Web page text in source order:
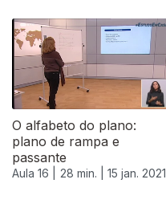
O alfabeto do plano:
plano de rampa e
passante
Aula 16 | 28 min. | 15 jan. 2021